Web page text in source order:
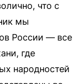
что с
мы
России — все
где
народностей